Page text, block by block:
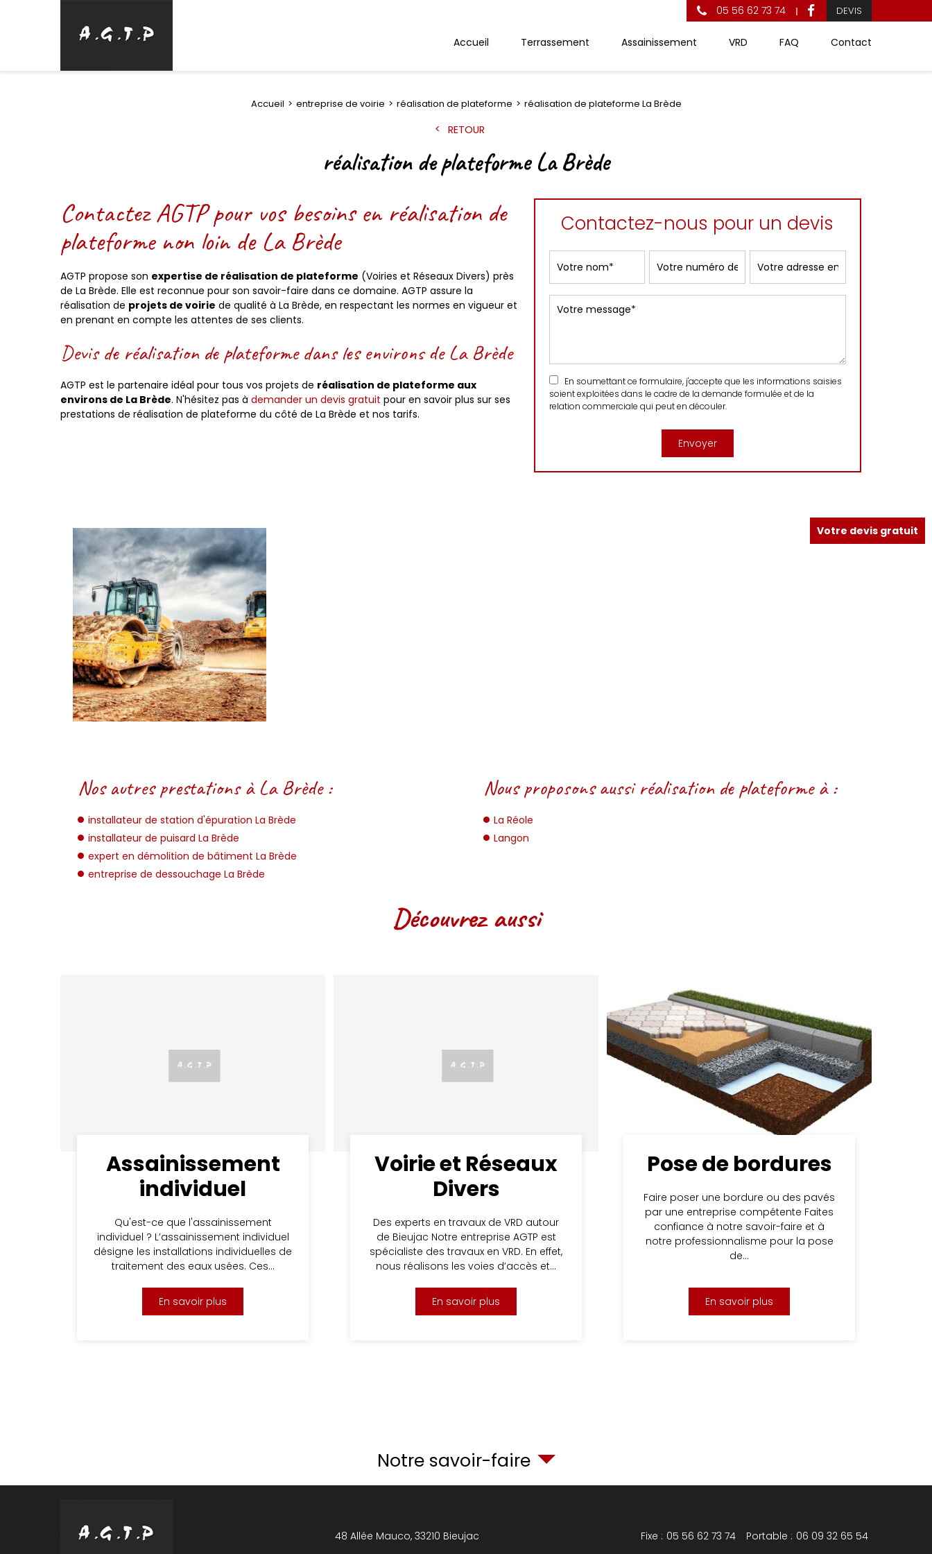
05 56 62 73 74 DEVIS
Accueil Terrassement Assainissement VRD FAQ Contact
Accueil entreprise de voirie réalisation de plateforme réalisation de plateforme La Brède
RETOUR
réalisation de plateforme La Brède
Contactez AGTP pour vos besoins en réalisation de
plateforme non loin de La Brède
AGTP propose son expertise de réalisation de plateforme (Voiries et Réseaux Divers) près
de La Brède. Elle est reconnue pour son savoir-faire dans ce domaine. AGTP assure la
réalisation de projets de voirie de qualité à La Brède, en respectant les normes en vigueur et
en prenant en compte les attentes de ses clients.
Devis de réalisation de plateforme dans les environs de La Brède
AGTP est le partenaire idéal pour tous vos projets de réalisation de plateforme aux
environs de La Brède. N'hésitez pas à demander un devis gratuit pour en savoir plus sur ses
prestations de réalisation de plateforme du côté de La Brède et nos tarifs.
Contactez-nous pour un devis
En soumettant ce formulaire, j'accepte que les informations saisies
soient exploitées dans le cadre de la demande formulée et de la
relation commerciale qui peut en découler.
Nos autres prestations à La Brède :
installateur de station d'épuration La Brède
installateur de puisard La Brède
expert en démolition de bâtiment La Brède
entreprise de dessouchage La Brède
Nous proposons aussi réalisation de plateforme à :
La Réole
Langon
Découvrez aussi
Assainissement
individuel
Qu'est-ce que l'assainissement
individuel ? L’assainissement individuel
désigne les installations individuelles de
traitement des eaux usées. Ces…
En savoir plus
Voirie et Réseaux
Divers
Des experts en travaux de VRD autour
de Bieujac Notre entreprise AGTP est
spécialiste des travaux en VRD. En effet,
nous réalisons les voies d’accès et…
En savoir plus
Pose de bordures
Faire poser une bordure ou des pavés
par une entreprise compétente Faites
confiance à notre savoir-faire et à
notre professionnalisme pour la pose
de…
En savoir plus
Votre devis gratuit
Notre savoir-faire
48 Allée Mauco, 33210 Bieujac Fixe : 05 56 62 73 74 Portable : 06 09 32 65 54